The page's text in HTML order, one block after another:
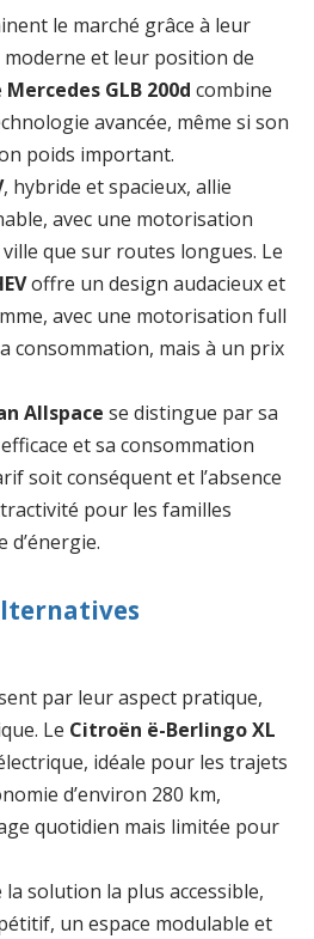
le marché grâce à leur
et leur position de
Mercedes GLB 200d combine
avancée, même si son
poids important.
, hybride et spacieux, allie
avec une motorisation
que sur routes longues. Le
offre un design audacieux et
avec une motorisation full
consommation, mais à un prix
Allspace se distingue par sa
et sa consommation
soit conséquent et l’absence
pour les familles
d’énergie.
par leur aspect pratique,
Le Citroën ë-Berlingo XL
idéale pour les trajets
d’environ 280 km,
quotidien mais limitée pour
la solution la plus accessible,
un espace modulable et